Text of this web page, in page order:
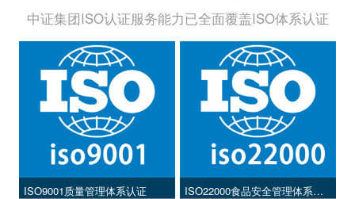
中证集团ISO认证服务能力已全面覆盖ISO体系认证
ISO9001质量管理体系认证
ISO22000食品安全管理体系认